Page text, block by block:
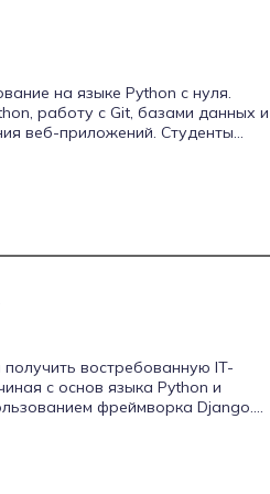
на языке Python с нуля.
работу с Git, базами данных и
веб-приложений. Студенты
проектов для портфолио, что
востребованную IT-
с основ языка Python и
фреймворка Django.
жестких дедлайнов, что
предоставляется поддержка